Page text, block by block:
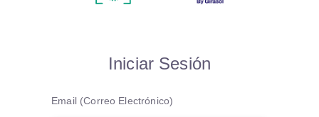
Iniciar Sesión
Email (Correo Electrónico)